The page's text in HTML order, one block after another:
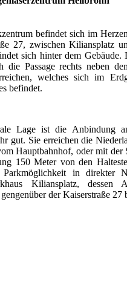
befindet sich im
27, zwischen Kiliansplatz
sich hinter dem Gebäude.
die Passage rechts neben
welches sich im
befindet.
Lage ist die Anbindung
gut. Sie erreichen die
Hauptbahnhof, oder mit der
150 Meter von den
in direkter
Kiliansplatz, dessen
der Kaiserstraße 27